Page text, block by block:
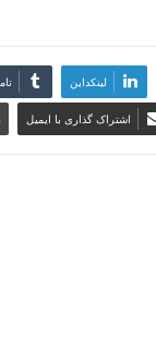
لینکداین
اشتراک گذاری با ایمیل